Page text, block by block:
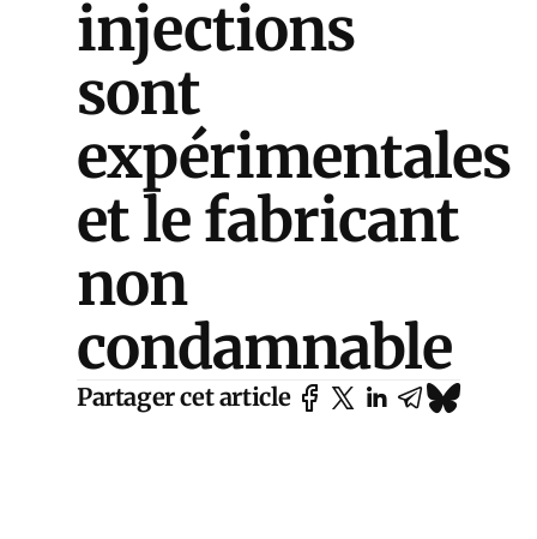
injections
sont
expérimentales
et le fabricant
non
condamnable
Partager cet article